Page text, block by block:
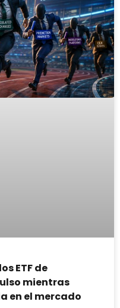
ETF de
mientras
en el mercado